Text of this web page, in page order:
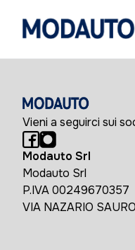
Vieni a seguirci sui
Modauto Srl
Modauto Srl
P.IVA 00249670357
VIA NAZARIO